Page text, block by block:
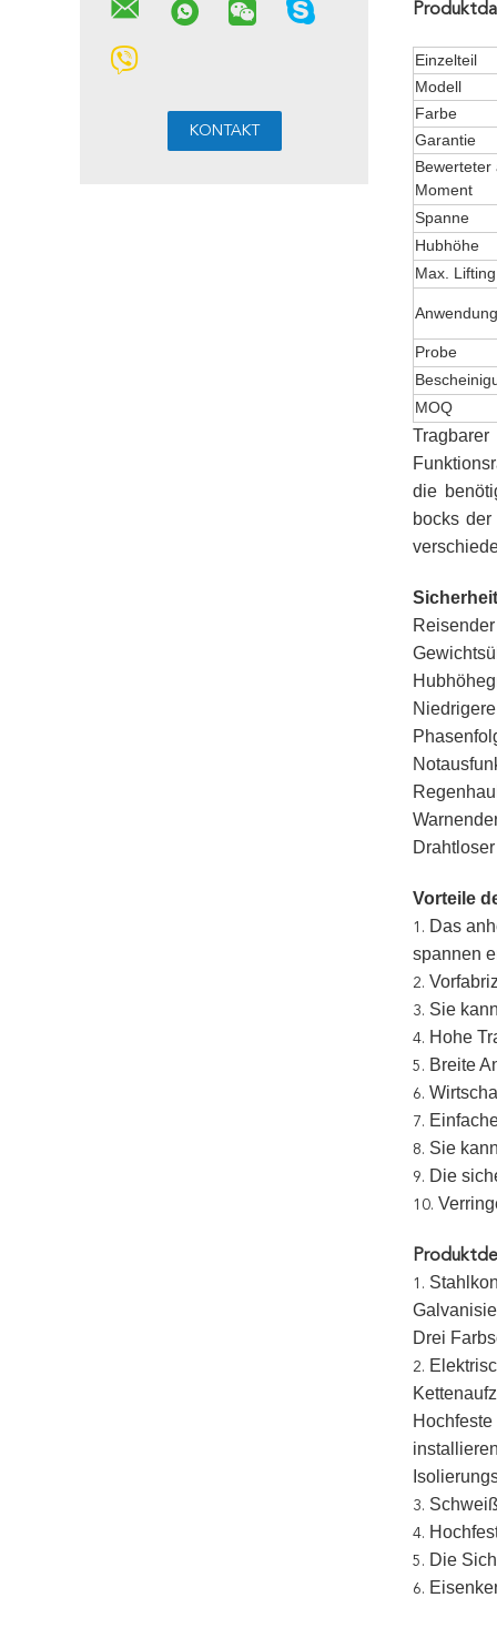
Einzelteil
Modell
Farbe
Garantie
Bewerteter
Moment
Spanne
Hubhöhe
Max.
Anwendung
Probe
MOQ
die
bocks
Vorteile
1. Das
spannen
2.
3. Sie
4. Hohe
5. Breite
6.
7.
8. Sie
9. Die
10.
1.
Drei
2.
installieren
3.
4.
5. Die
6.